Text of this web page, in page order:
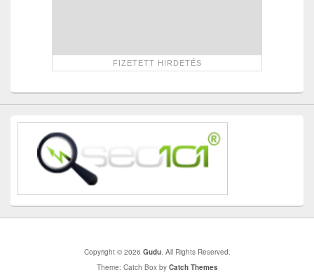
Copyright © 2026 Gudu. All Rights Reserved.
Theme: Catch Box by Catch Themes